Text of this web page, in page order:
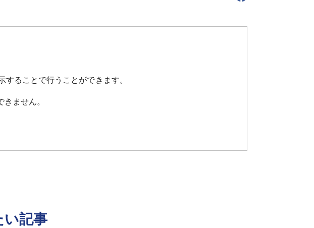
ることで行うことができます。
ません。
記事